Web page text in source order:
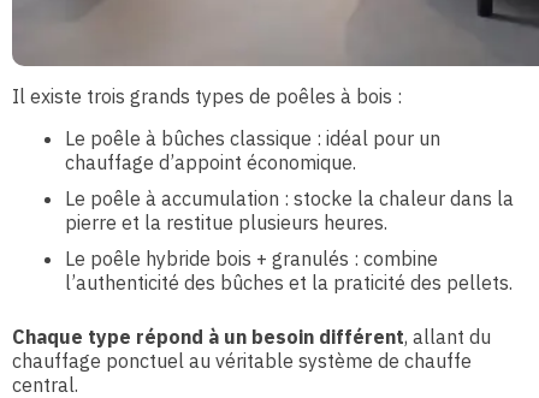
Il existe trois grands types de poêles à bois :
Le poêle à bûches classique : idéal pour un
chauffage d’appoint économique.
Le poêle à accumulation : stocke la chaleur dans la
pierre et la restitue plusieurs heures.
Le poêle hybride bois + granulés : combine
l’authenticité des bûches et la praticité des pellets.
Chaque type répond à un besoin différent, allant du
chauffage ponctuel au véritable système de chauffe
central.